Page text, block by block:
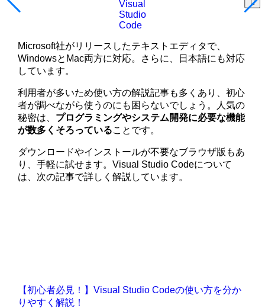
Visual
Studio
Code
Microsoft社がリリースしたテキストエディタで、
WindowsとMac両方に対応。さらに、日本語にも対応
しています。
利用者が多いため使い方の解説記事も多くあり、初心
者が調べながら使うのにも困らないでしょう。人気の
秘密は、 プログラミングやシステム開発に必要な機能
が数多くそろっていることです。
ダウンロードやインストールが不要なブラウザ版もあ
り、手軽に試せます。Visual Studio Codeについて
は、次の記事で詳しく解説しています。
【初心者必見！】Visual Studio Codeの使い方を分か
りやすく解説！